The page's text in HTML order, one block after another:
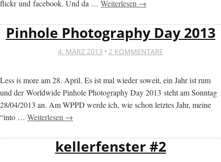
flickr und facebook. Und da … Weiterlesen →
Pinhole Photography Day 2013
4. MÄRZ 2013 · 2 KOMMENTARE
Less is more am 28. April. Es ist mal wieder soweit, ein Jahr ist rum
und der Worldwide Pinhole Photography Day 2013 steht am Sonntag
28/04/2013 an. Am WPPD werde ich, wie schon letztes Jahr, meine
“into … Weiterlesen →
kellerfenster #2